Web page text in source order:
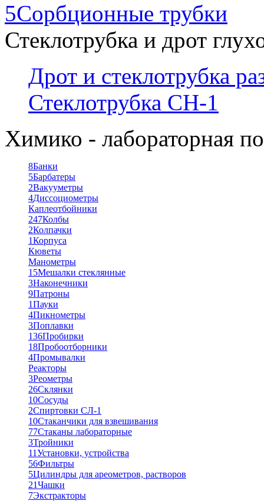
5Сорбционные трубки
Стеклотрубка и дрот
Дрот и стеклотрубка
Стеклотрубка СН-1
Химико - лабораторная
8Банки
5Барбатеры
2Вакууметры
4Диссоциометры
Каплеотбойники
247Колбы
2Колпачки
1Корпуса
Кюветы
Манометры
15Мешалки стеклянные
3Наконечники
9Патроны
1Пауки
4Пикнометры
3Поплавки
136Пробирки
18Пробоотборники
4Промывалки
Реакторы
3Реометры
26Склянки
10Сосуды
2Спиртовки СЛ-1
10Стаканчики для взвешивания
77Стаканы лабораторные
3Тройники
11Установки, устройства
56Фильтры
5Цилиндры для ареометров, растворов
21Чашки
7Экстракторы